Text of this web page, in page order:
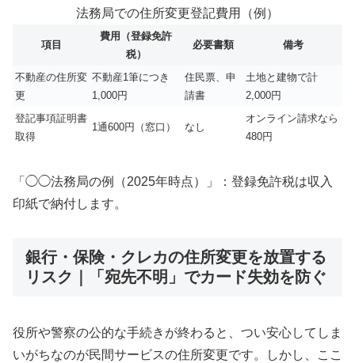
法務局での住所変更登記費用（例）
項目
費用（登録免許
税）
必要書類 備考
不動産の住所変
更
不動産1筆につき
1,000円
住民票、申
請書
土地と建物で計
2,000円
登記事項証明書
取得
1通600円（窓口） なし
オンライン請求なら
480円
「◯◯法務局の例（2025年時点）」：登録免許税は収入
印紙で納付します。
銀行・保険・クレカの住所変更を放置する
リスク｜「宛先不明」でカード失効を防ぐ
役所や警察の公的な手続きが終わると、つい安心してしま
いがちなのが民間サービスの住所変更です。しかし、ここ